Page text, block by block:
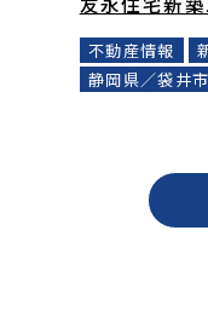
不動産情報
静岡県／袋井市